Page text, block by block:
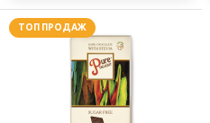
ТОП ПРОДАЖ